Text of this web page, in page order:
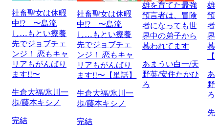
社畜聖女は休暇
中!? 〜島流
し…もとい療養
先でジョブチェ
ンジ！ 恋もキャ
リアもがんばり
ます!!〜
生倉大福/氷川一
歩/藤本キシノ
完結
社畜聖女は休暇
中!? 〜島流
し…もとい療養
先でジョブチェ
ンジ！ 恋もキャ
リアもがんばり
ます!!〜【単話】
生倉大福/氷川一
歩/藤本キシノ
完結
雄を育てた最強
預言者は、冒険
者になっても世
界中の弟子から
慕われてます
あまうい白一/天
野英/安住たかひ
ろ
雄
預
者
界
慕
あ
野
ろ
先